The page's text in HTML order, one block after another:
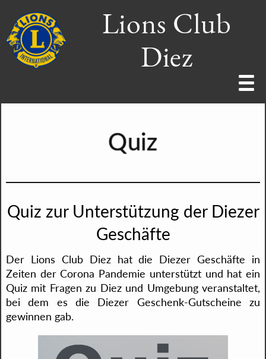
Lions Club
Diez
Quiz
Quiz zur Unterstützung der Diezer
Geschäfte
Der Lions Club Diez hat die Diezer Geschäfte in
Zeiten der Corona Pandemie unterstützt und hat ein
Quiz mit Fragen zu Diez und Umgebung veranstaltet,
bei dem es die Diezer Geschenk-Gutscheine zu
gewinnen gab.